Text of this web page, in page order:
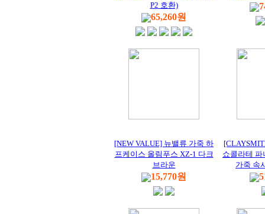
P2 호환)
65,260원
[NEW VALUE] 뉴밸류 가죽 하
프케이스 올림푸스 XZ-1 다크
브라운
15,770원
쇼콜라테 파
가죽 속